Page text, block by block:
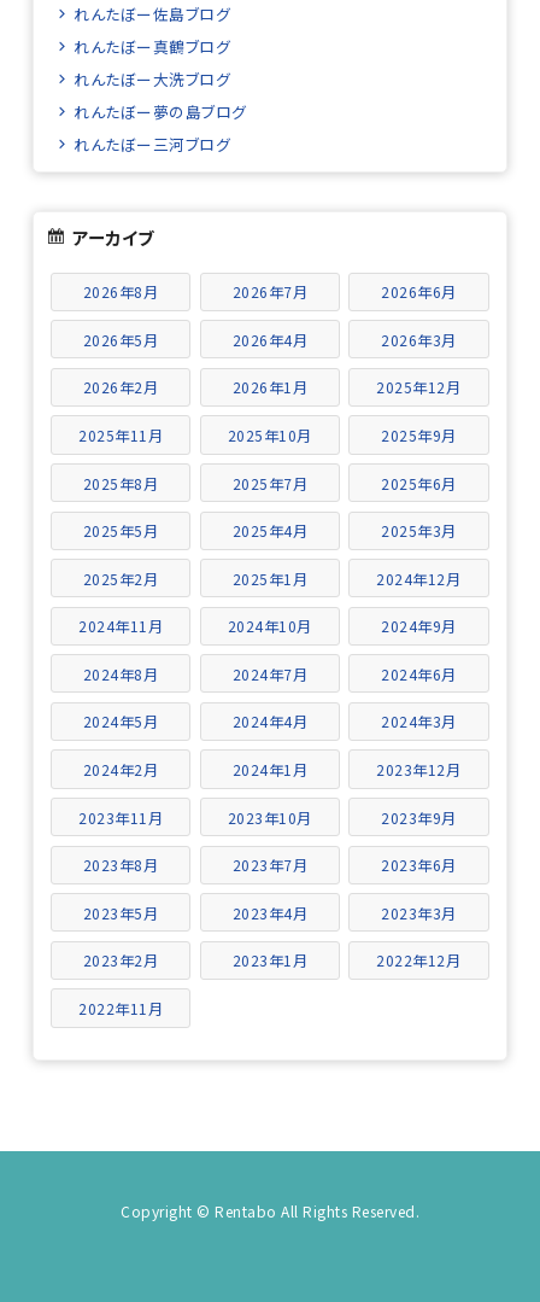
れんたぼー佐島ブログ
れんたぼー真鶴ブログ
れんたぼー大洗ブログ
れんたぼー夢の島ブログ
れんたぼー三河ブログ
アーカイブ
2026年8月 2026年7月 2026年6月
2026年5月 2026年4月 2026年3月
2026年2月 2026年1月 2025年12月
2025年11月 2025年10月 2025年9月
2025年8月 2025年7月 2025年6月
2025年5月 2025年4月 2025年3月
2025年2月 2025年1月 2024年12月
2024年11月 2024年10月 2024年9月
2024年8月 2024年7月 2024年6月
2024年5月 2024年4月 2024年3月
2024年2月 2024年1月 2023年12月
2023年11月 2023年10月 2023年9月
2023年8月 2023年7月 2023年6月
2023年5月 2023年4月 2023年3月
2023年2月 2023年1月 2022年12月
2022年11月
Copyright © Rentabo All Rights Reserved.